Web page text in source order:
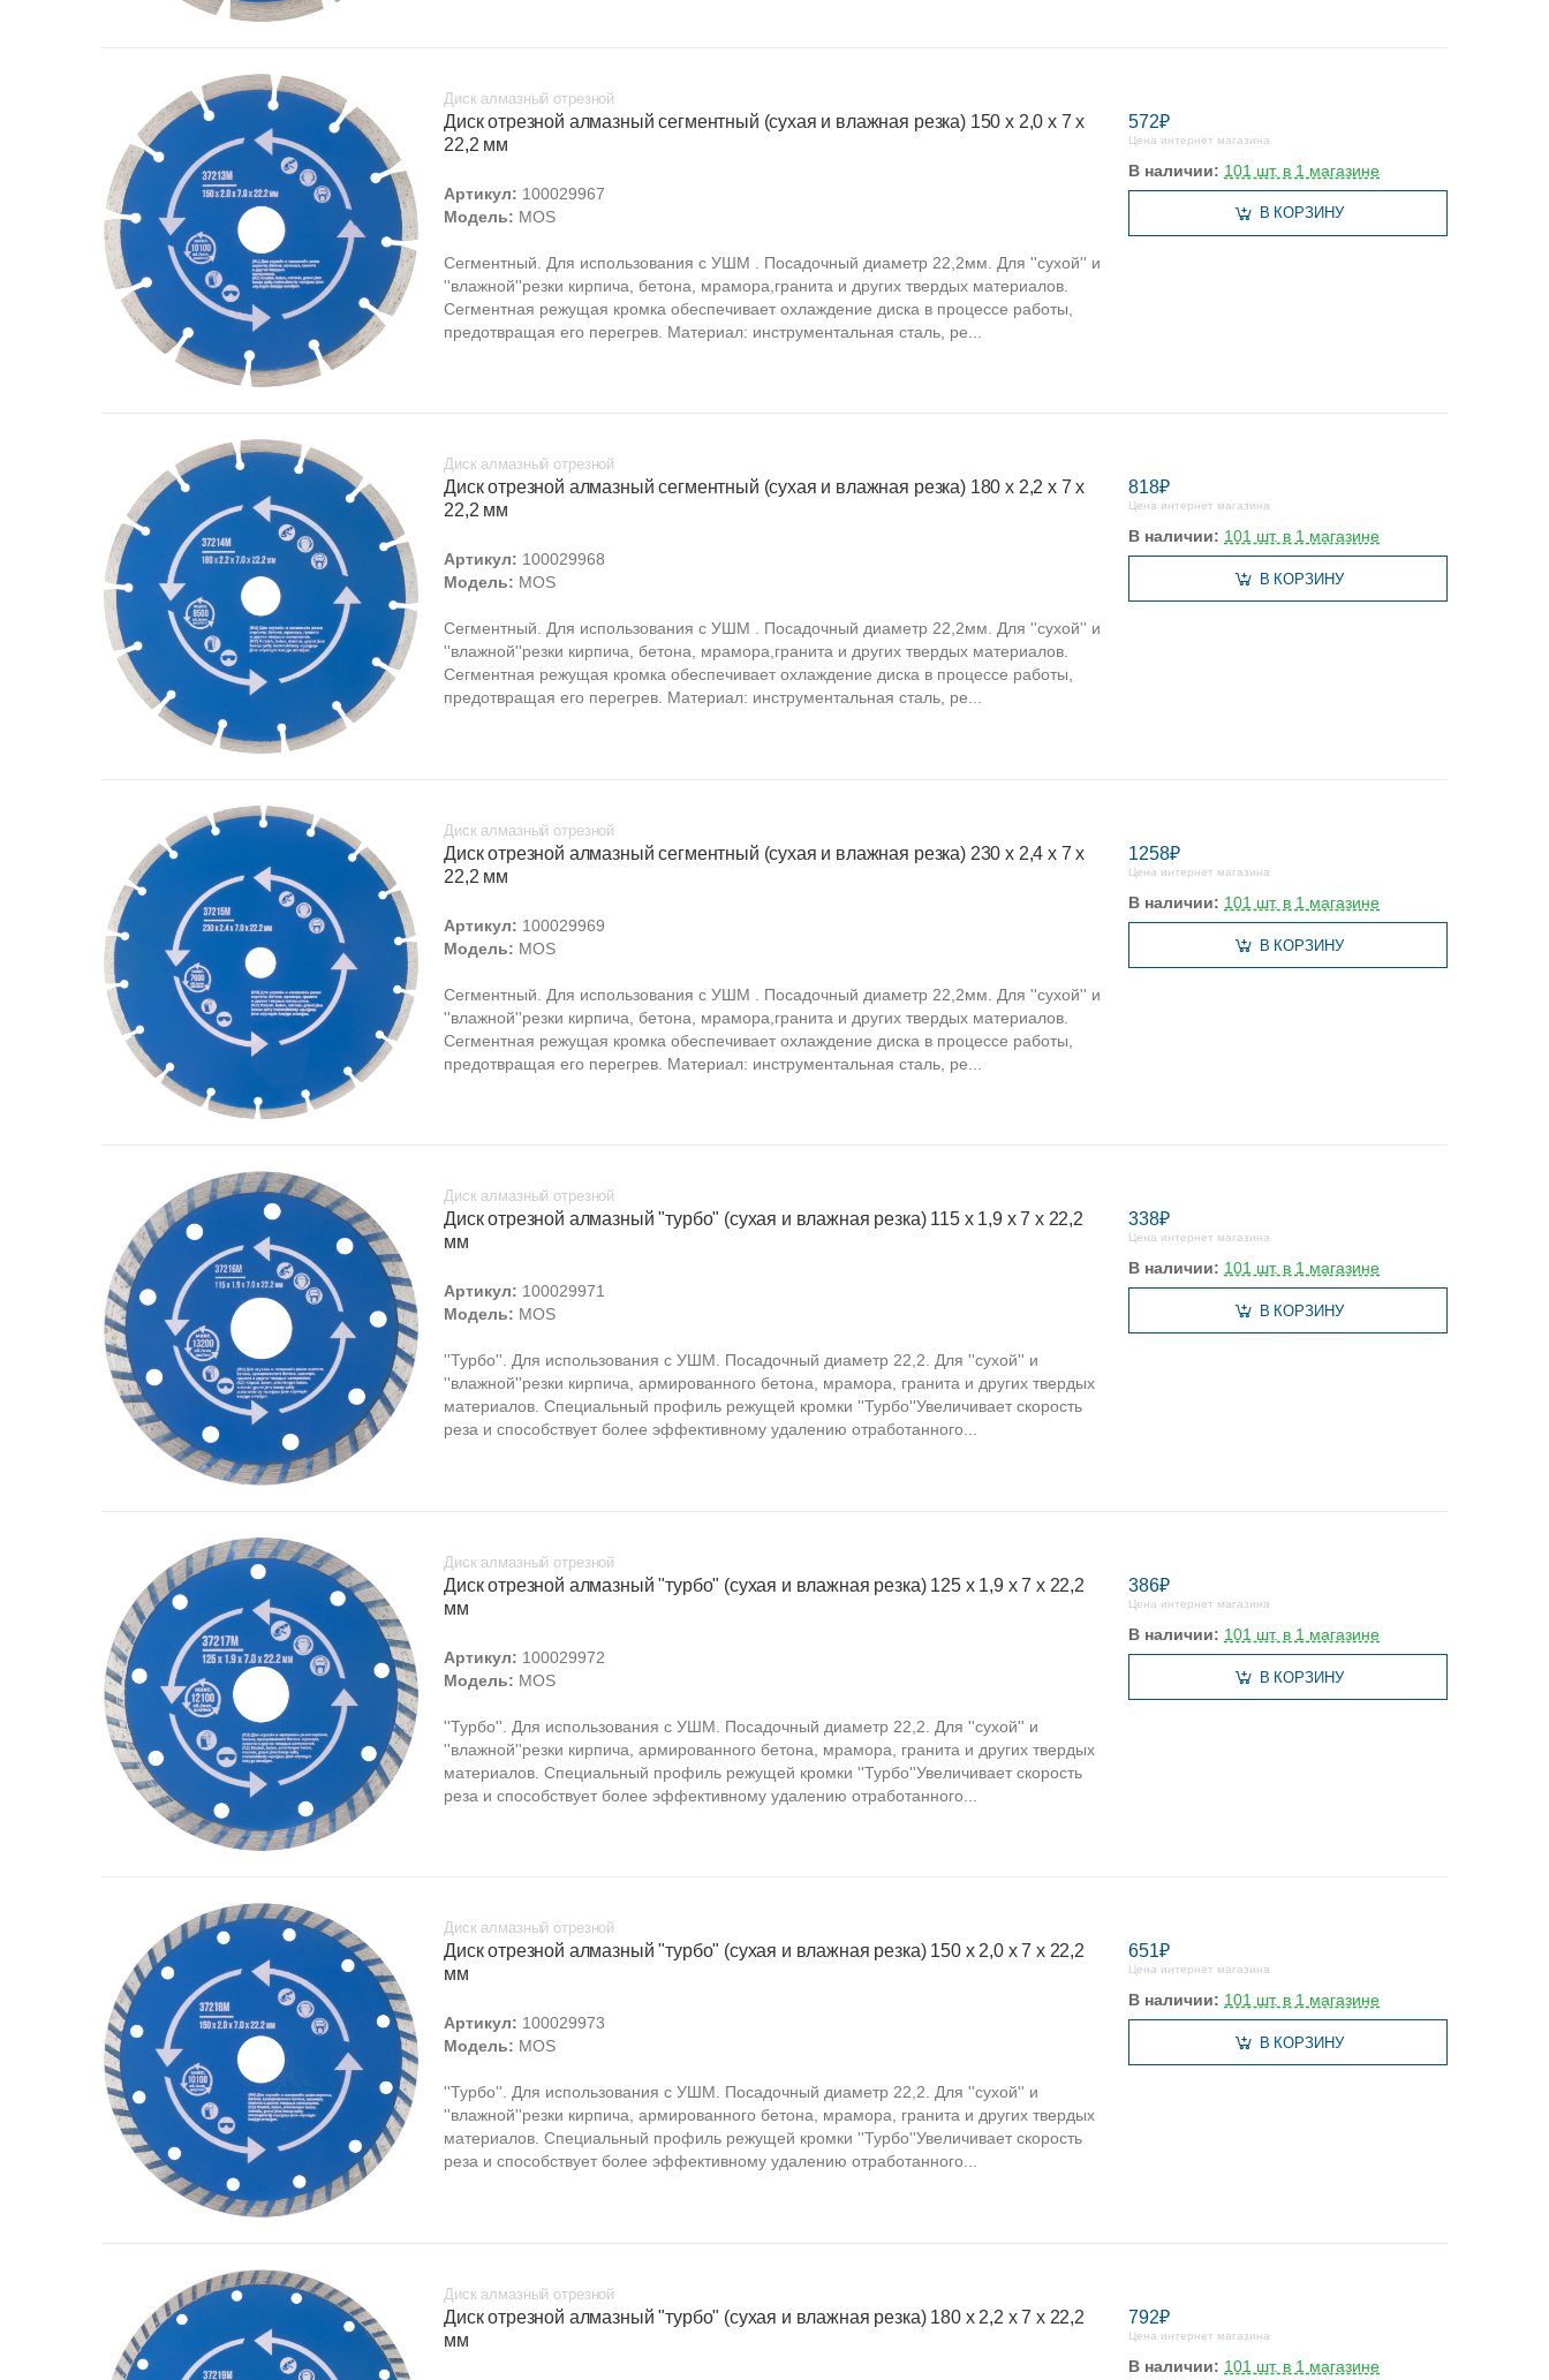
572₽
Цена интернет магазина
В наличии: 101 шт. в 1 магазине
В КОРЗИНУ
Диск алмазный отрезной
Диск отрезной алмазный сегментный (сухая и влажная резка) 150 х 2,0 х 7 х
22,2 мм
Артикул: 100029967
Модель: MOS
Сегментный. Для использования с УШМ . Посадочный диаметр 22,2мм. Для ''сухой'' и
''влажной''резки кирпича, бетона, мрамора,гранита и других твердых материалов.
Сегментная режущая кромка обеспечивает охлаждение диска в процессе работы,
предотвращая его перегрев. Материал: инструментальная сталь, ре...
818₽
Цена интернет магазина
В наличии: 101 шт. в 1 магазине
В КОРЗИНУ
Диск алмазный отрезной
Диск отрезной алмазный сегментный (сухая и влажная резка) 180 х 2,2 х 7 х
22,2 мм
Артикул: 100029968
Модель: MOS
Сегментный. Для использования с УШМ . Посадочный диаметр 22,2мм. Для ''сухой'' и
''влажной''резки кирпича, бетона, мрамора,гранита и других твердых материалов.
Сегментная режущая кромка обеспечивает охлаждение диска в процессе работы,
предотвращая его перегрев. Материал: инструментальная сталь, ре...
1258₽
Цена интернет магазина
В наличии: 101 шт. в 1 магазине
В КОРЗИНУ
Диск алмазный отрезной
Диск отрезной алмазный сегментный (сухая и влажная резка) 230 х 2,4 х 7 х
22,2 мм
Артикул: 100029969
Модель: MOS
Сегментный. Для использования с УШМ . Посадочный диаметр 22,2мм. Для ''сухой'' и
''влажной''резки кирпича, бетона, мрамора,гранита и других твердых материалов.
Сегментная режущая кромка обеспечивает охлаждение диска в процессе работы,
предотвращая его перегрев. Материал: инструментальная сталь, ре...
338₽
Цена интернет магазина
В наличии: 101 шт. в 1 магазине
В КОРЗИНУ
Диск алмазный отрезной
Диск отрезной алмазный "турбо" (сухая и влажная резка) 115 х 1,9 х 7 х 22,2
мм
Артикул: 100029971
Модель: MOS
''Турбо''. Для использования с УШМ. Посадочный диаметр 22,2. Для ''сухой'' и
''влажной''резки кирпича, армированного бетона, мрамора, гранита и других твердых
материалов. Специальный профиль режущей кромки ''Турбо''Увеличивает скорость
реза и способствует более эффективному удалению отработанного...
386₽
Цена интернет магазина
В наличии: 101 шт. в 1 магазине
В КОРЗИНУ
Диск алмазный отрезной
Диск отрезной алмазный "турбо" (сухая и влажная резка) 125 х 1,9 х 7 х 22,2
мм
Артикул: 100029972
Модель: MOS
''Турбо''. Для использования с УШМ. Посадочный диаметр 22,2. Для ''сухой'' и
''влажной''резки кирпича, армированного бетона, мрамора, гранита и других твердых
материалов. Специальный профиль режущей кромки ''Турбо''Увеличивает скорость
реза и способствует более эффективному удалению отработанного...
651₽
Цена интернет магазина
В наличии: 101 шт. в 1 магазине
В КОРЗИНУ
Диск алмазный отрезной
Диск отрезной алмазный "турбо" (сухая и влажная резка) 150 х 2,0 х 7 х 22,2
мм
Артикул: 100029973
Модель: MOS
''Турбо''. Для использования с УШМ. Посадочный диаметр 22,2. Для ''сухой'' и
''влажной''резки кирпича, армированного бетона, мрамора, гранита и других твердых
материалов. Специальный профиль режущей кромки ''Турбо''Увеличивает скорость
реза и способствует более эффективному удалению отработанного...
792₽
Цена интернет магазина
В наличии: 101 шт. в 1 магазине
Диск алмазный отрезной
Диск отрезной алмазный "турбо" (сухая и влажная резка) 180 х 2,2 х 7 х 22,2
мм